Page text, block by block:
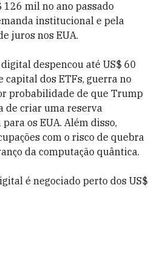
126 mil no ano passado
institucional e pela
juros nos EUA.
despencou até US$ 60
capital dos ETFs, guerra no
probabilidade de que Trump
de criar uma reserva
os EUA. Além disso,
com o risco de quebra
da computação quântica.
é negociado perto dos US$